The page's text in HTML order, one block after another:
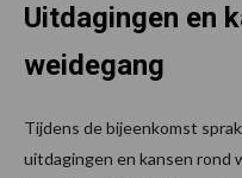
Uitdagingen en
weidegang
Tijdens de bijeenkomst
uitdagingen en kansen rond